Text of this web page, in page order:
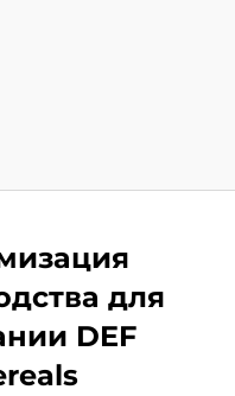
для
DEF